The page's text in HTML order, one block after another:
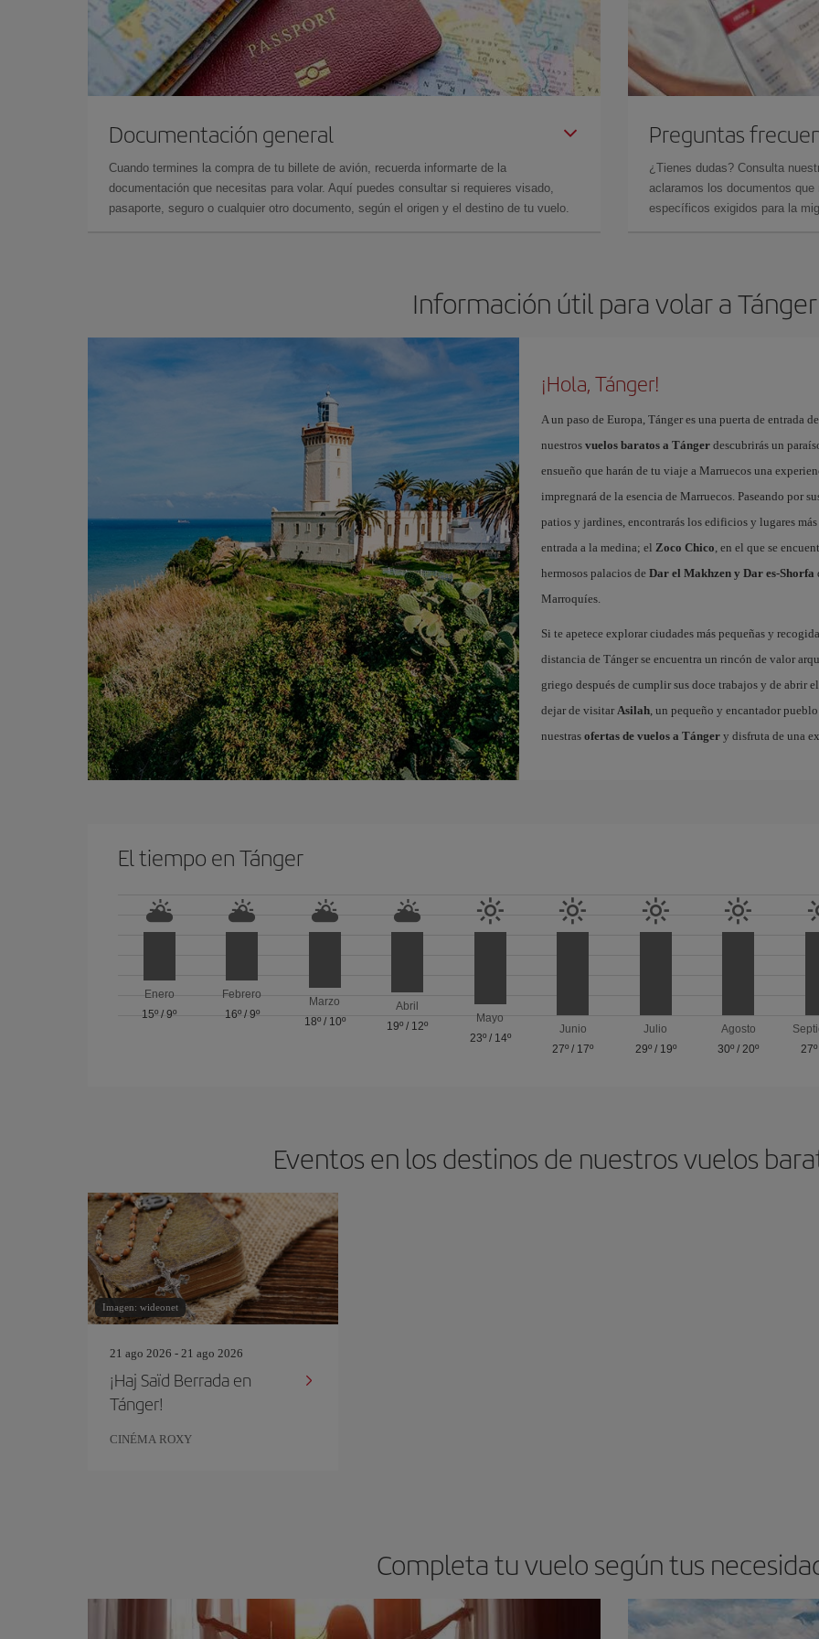
Documentación general
Cuando termines la compra de tu billete de avión, recuerda informarte de la
documentación que necesitas para volar. Aquí puedes consultar si requieres visado,
pasaporte, seguro o cualquier otro documento, según el origen y el destino de tu vuelo.
Preguntas
¿Tienes dudas? Consulta
aclaramos los documentos
específicos exigidos para la
Información útil para volar a Tánger
¡Hola, Tánger!
A un paso de Europa, Tánger es una puerta de entrada
nuestros vuelos baratos a Tángerdescubrirás un
ensueño que harán de tu viaje a Marruecos una
impregnará de la esencia de Marruecos. Paseando por
patios y jardines, encontrarás los edificios y lugares
entrada a la medina; el Zoco Chico , en el que se
hermosos palacios de Dar el Makhzen y Dar es-Shorfa
Marroquíes.
Si te apetece explorar ciudades más pequeñas y
distancia de Tánger se encuentra un rincón de valor
griego después de cumplir sus doce trabajos y de abrir
dejar de visitar Asilah, un pequeño y encantador
nuestras ofertas de vuelos a Tángery disfruta de una
El tiempo en Tánger
Enero
15º /9º
Febrero
16º/ 9º
Marzo
18º/ 10º
Abril
19º / 12º
Mayo
23º/ 14º
Junio
27º / 17º
Julio
29º/ 19º
Agosto
30º / 20º
27º
Eventos en los destinos de nuestros vuelos
Imagen: wideonet
21 ago 2026 - 21 ago 2026
¡Haj Saïd Berrada en
Tánger!
CINÉMA ROXY
Completa tu vuelo según tus